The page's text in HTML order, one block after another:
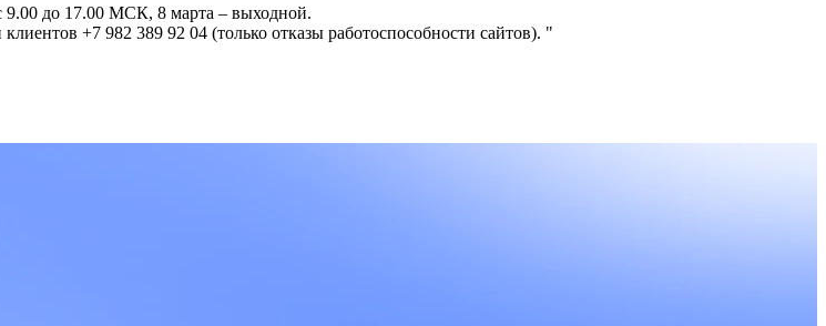
9.00 до 17.00 МСК, 8 марта – выходной.
+7 982 389 92 04 (только отказы работоспособности сайтов).